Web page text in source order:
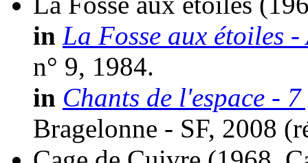
in La Fosse aux étoiles -
n° 9, 1984.
in Chants de l'espace -
Bragelonne - SF, 2008 (